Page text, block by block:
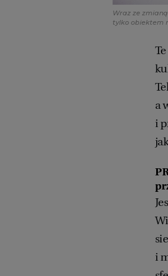
Wraz ze
tylko obiektem
a
i
i